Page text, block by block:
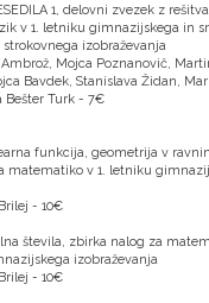
1, delovni zvezek z
v 1. letniku gimnazijskega in
izobraževanja
Mojca Poznanovič,
Bavdek, Stanislava Židan,
Bešter Turk - 7€
funkcija, geometrija v
matematiko v 1. letniku
- 10€
števila, zbirka nalog za
izobraževanja
- 10€